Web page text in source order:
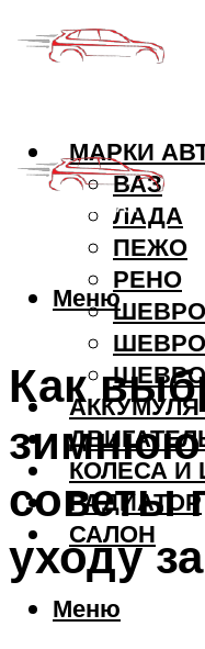
МАРКИ
ВАЗ
ЛАДА
ПЕЖО
РЕНО
КОЛЕСА
РАДИАТОР
САЛОН
Меню
Меню
Как
зимнюю
советы
уходу